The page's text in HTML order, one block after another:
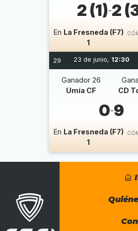
2 (1)-2
En La Fresneda (F7)
1
29 23 de junio, 12:30
Ganador 26
Umía CF
CD
0-9
En La Fresneda (F7)
1